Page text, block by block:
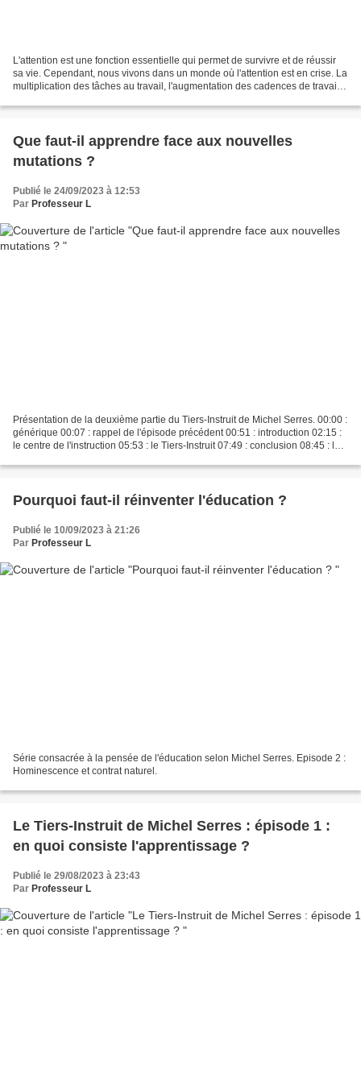
L'attention est une fonction essentielle qui permet de survivre et de réussir
sa vie. Cependant, nous vivons dans un monde où l'attention est en crise. La
multiplication des tâches au travail, l'augmentation des cadences de travail,
Que faut-il apprendre face aux nouvelles
mutations ?
Publié le 24/09/2023 à 12:53
Par Professeur L
Présentation de la deuxième partie du Tiers-Instruit de Michel Serres. 00:00 :
générique 00:07 : rappel de l'épisode précédent 00:51 : introduction 02:15 :
le centre de l'instruction 05:53 : le Tiers-Instruit 07:49 : conclusion 08:45 : le
Pourquoi faut-il réinventer l'éducation ?
Publié le 10/09/2023 à 21:26
Par Professeur L
Série consacrée à la pensée de l'éducation selon Michel Serres. Episode 2 :
Hominescence et contrat naturel.
Le Tiers-Instruit de Michel Serres : épisode 1 :
en quoi consiste l'apprentissage ?
Publié le 29/08/2023 à 23:43
Par Professeur L